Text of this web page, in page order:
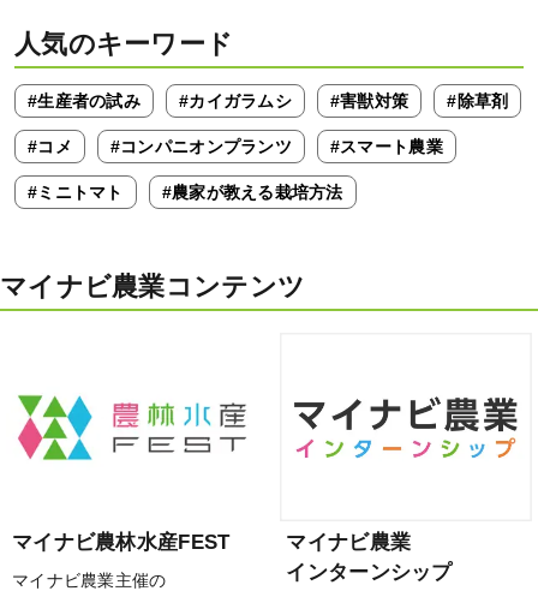
人気のキーワード
#生産者の試み #カイガラムシ #害獣対策 #除草剤
#コメ #コンパニオンプランツ #スマート農業
#ミニトマト #農家が教える栽培方法
マイナビ農業コンテンツ
マイナビ農林水産FEST
マイナビ農業主催の
マイナビ農業
インターンシップ